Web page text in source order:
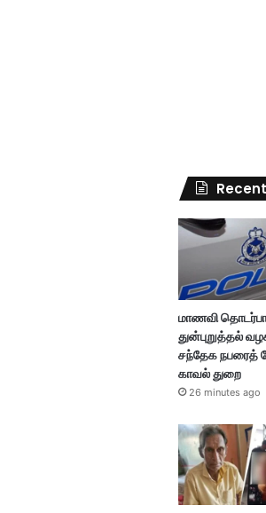
மாணவி
துன்புறுத்தல்
சந்தேக நபரைத்
காவல் துறை
26 minutes ago